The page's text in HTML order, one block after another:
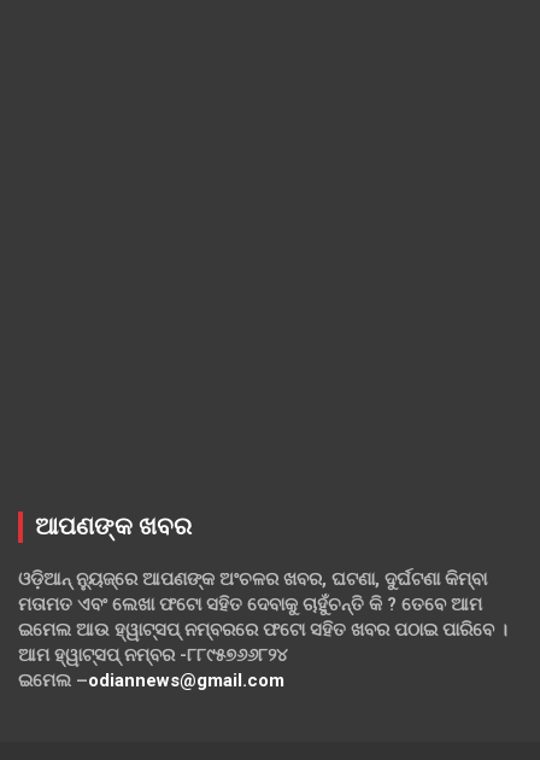
ଆପଣଙ୍କ ଖବର
ଓଡ଼ିଆନ୍ ନ୍ୟୁଜ୍‌ରେ ଆପଣଙ୍କ ଅଂଚଳର ଖବର, ଘଟଣା, ଦୁର୍ଘଟଣା କିମ୍ବା
ମତାମତ ଏବଂ ଲେଖା ଫଟୋ ସହିତ ଦେବାକୁ ଚାହୁଁଚନ୍ତି କି ? ତେବେ ଆମ
ଇମେଲ ଆଉ ହ୍ୱାଟ୍‌ସପ୍ ନମ୍ବରରେ ଫଟୋ ସହିତ ଖବର ପଠାଇ ପାରିବେ ।
ଆମ ହ୍ୱାଟ୍‌ସପ୍ ନମ୍ବର -୮୮୯୫୭୬୬୮୨୪
ଇମେଲ –odiannews@gmail.com